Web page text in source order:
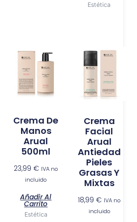
Estética
Crema De
Manos
Arual
500ml
23,99€ IVA no
incluido
Añadir Al
Carrito
Estética
Crema
Facial
Arual
Antiedad
Pieles
Grasas Y
Mixtas
18,99€ IVA no
incluido